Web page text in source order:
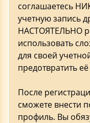
соглашаетесь
учетную запись
НАСТОЯТЕЛЬНО
использовать
для своей
предотвратить
После
сможете внести
профиль. Вы